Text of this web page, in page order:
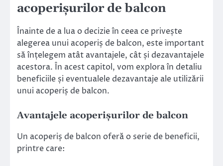
acoperișurilor de balcon
Înainte de a lua o decizie în ceea ce privește
alegerea unui acoperiș de balcon, este important
să înțelegem atât avantajele, cât și dezavantajele
acestora. În acest capitol, vom explora în detaliu
beneficiile și eventualele dezavantaje ale utilizării
unui acoperiș de balcon.
Avantajele acoperișurilor de balcon
Un acoperiș de balcon oferă o serie de beneficii,
printre care: